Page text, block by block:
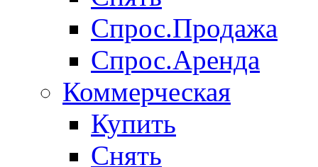
Спрос.Продажа
Спрос.Аренда
Коммерческая
Купить
Снять